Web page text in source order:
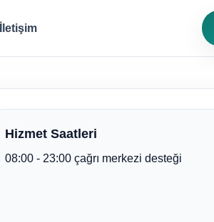
İletişim
Hizmet Saatleri
08:00 - 23:00 çağrı merkezi desteği